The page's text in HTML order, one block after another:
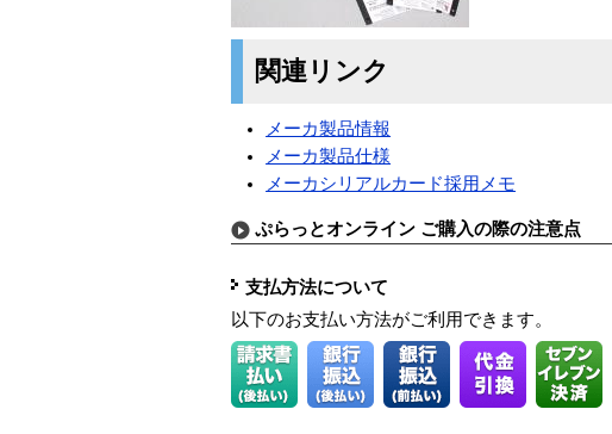
関連リンク
メーカ製品情報
メーカ製品仕様
メーカシリアルカード採用メモ
ぷらっとオンライン ご購入の際の注意点
支払方法について
以下のお支払い方法がご利用できます。